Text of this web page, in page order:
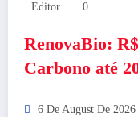
Editor 0
RenovaBio:
Carbono até
6 De August De 2026